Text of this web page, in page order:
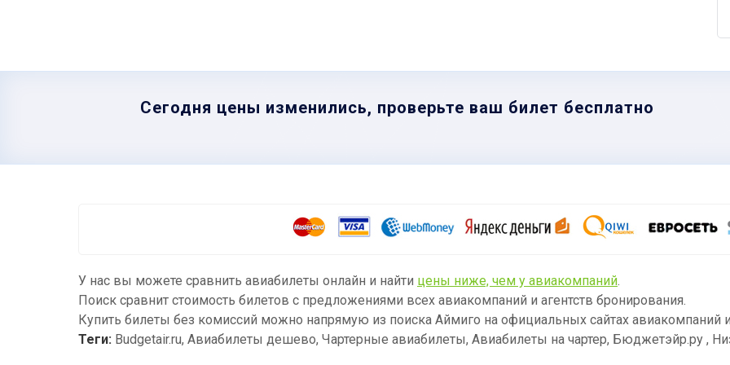
Сегодня цены изменились, проверьте ваш билет бесплатно
У нас вы можете сравнить авиабилеты онлайн и найти цены ниже, чем у авиакомпаний.
Поиск сравнит стоимость билетов с предложениями всех авиакомпаний и агентств бронирования.
Купить билеты без комиссий можно напрямую из поиска Аймиго на официальных сайтах авиакомпаний и
Теги: Budgetair.ru, Авиабилеты дешево, Чартерные авиабилеты, Авиабилеты на чартер, Бюджетэйр.ру ,